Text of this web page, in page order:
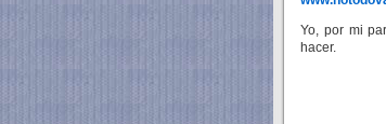
Yo, por mi
hacer.